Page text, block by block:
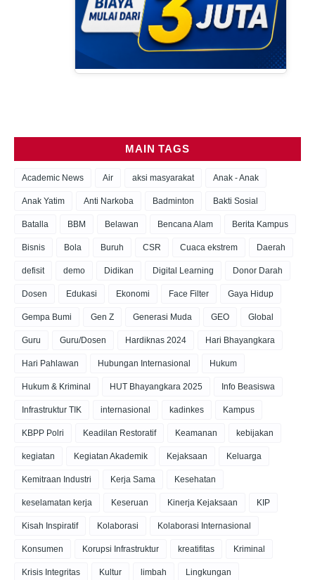
MAIN TAGS
Academic News Air aksi masyarakat Anak - Anak
Anak Yatim Anti Narkoba Badminton Bakti Sosial
Batalla BBM Belawan Bencana Alam Berita Kampus
Bisnis Bola Buruh CSR Cuaca ekstrem Daerah
defisit demo Didikan Digital Learning Donor Darah
Dosen Edukasi Ekonomi Face Filter Gaya Hidup
Gempa Bumi Gen Z Generasi Muda GEO Global
Guru Guru/Dosen Hardiknas 2024 Hari Bhayangkara
Hari Pahlawan Hubungan Internasional Hukum
Hukum & Kriminal HUT Bhayangkara 2025 Info Beasiswa
Infrastruktur TIK internasional kadinkes Kampus
KBPP Polri Keadilan Restoratif Keamanan kebijakan
kegiatan Kegiatan Akademik Kejaksaan Keluarga
Kemitraan Industri Kerja Sama Kesehatan
keselamatan kerja Keseruan Kinerja Kejaksaan KIP
Kisah Inspiratif Kolaborasi Kolaborasi Internasional
Konsumen Korupsi Infrastruktur kreatifitas Kriminal
Krisis Integritas Kultur limbah Lingkungan